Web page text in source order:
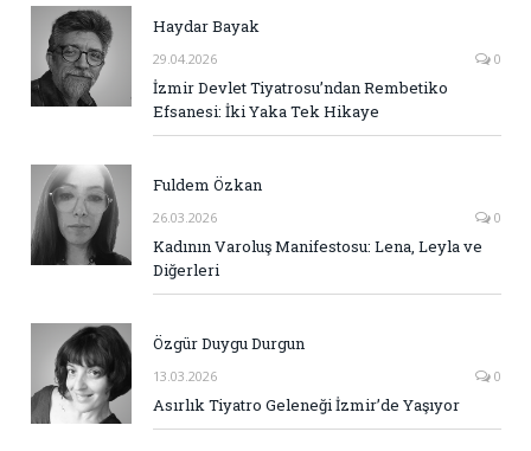
Haydar Bayak
29.04.2026 0
İzmir Devlet Tiyatrosu’ndan Rembetiko
Efsanesi: İki Yaka Tek Hikaye
Fuldem Özkan
26.03.2026 0
Kadının Varoluş Manifestosu: Lena, Leyla ve
Diğerleri
Özgür Duygu Durgun
13.03.2026 0
Asırlık Tiyatro Geleneği İzmir’de Yaşıyor